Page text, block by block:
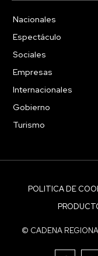
Nacionales
Espectáculo
Sociales
Empresas
Internacionales
Gobierno
Turismo
POLITICA DE
© CADENA